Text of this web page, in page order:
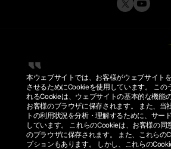
プライバシーポリシー
利用規約
COOKIEポリシー
COOKIE設定
本ウェブサイトでは、お客様がウェブサイト
させるためにCookieを使用しています。 この
れるCookieは、ウェブサイトの基本的な機能
お客様のブラウザに保存されます。 また、当
トの利用状況を分析・理解するために、サー
しています。 これらのCookieは、お客様の
のブラウザに保存されます。 また、これらの
プションもあります。 しかし、これらの